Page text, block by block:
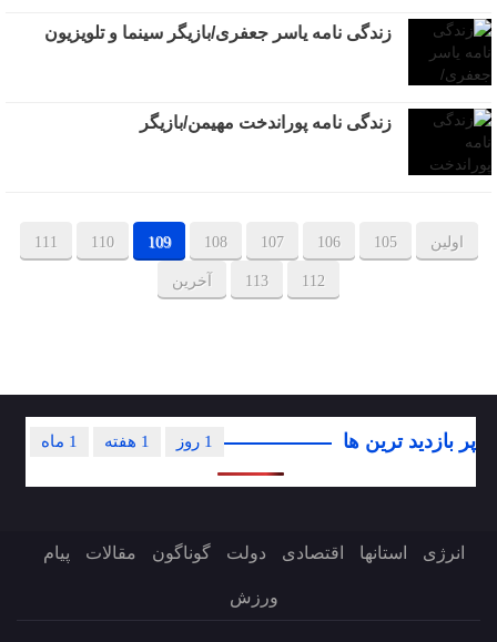
زندگی نامه یاسر جعفری/بازیگر سینما و تلویزیون
زندگی نامه پوراندخت مهیمن/بازیگر
اولین 105
106
107
108
109
110
111
112
113 آخرین
پر بازدید ترین ها 1 ماه 1 هفته 1 روز
انرژی استانها اقتصادی دولت گوناگون مقالات پیام
ورزش